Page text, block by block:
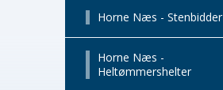
Horne Næs - Stenbidder
Horne Næs -
Heltømmershelter